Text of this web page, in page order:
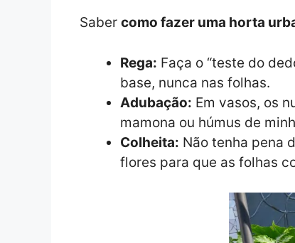
Saber como fazer uma horta
Rega: Faça o “teste do
base, nunca nas folhas.
Adubação: Em vasos, os
mamona ou húmus de
Colheita: Não tenha pena
flores para que as folhas